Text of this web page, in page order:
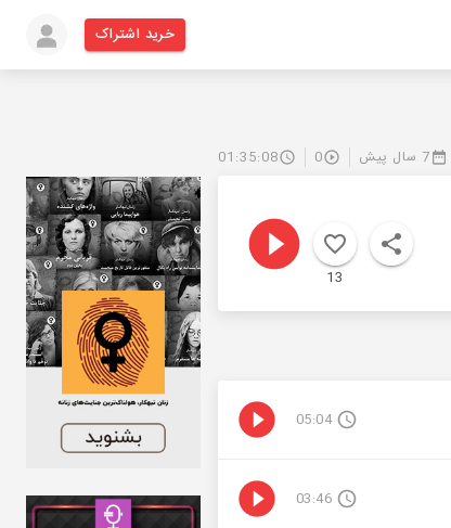
خرید اشتراک
7 سال پیش 0
01:35:08
13
05:04
03:46